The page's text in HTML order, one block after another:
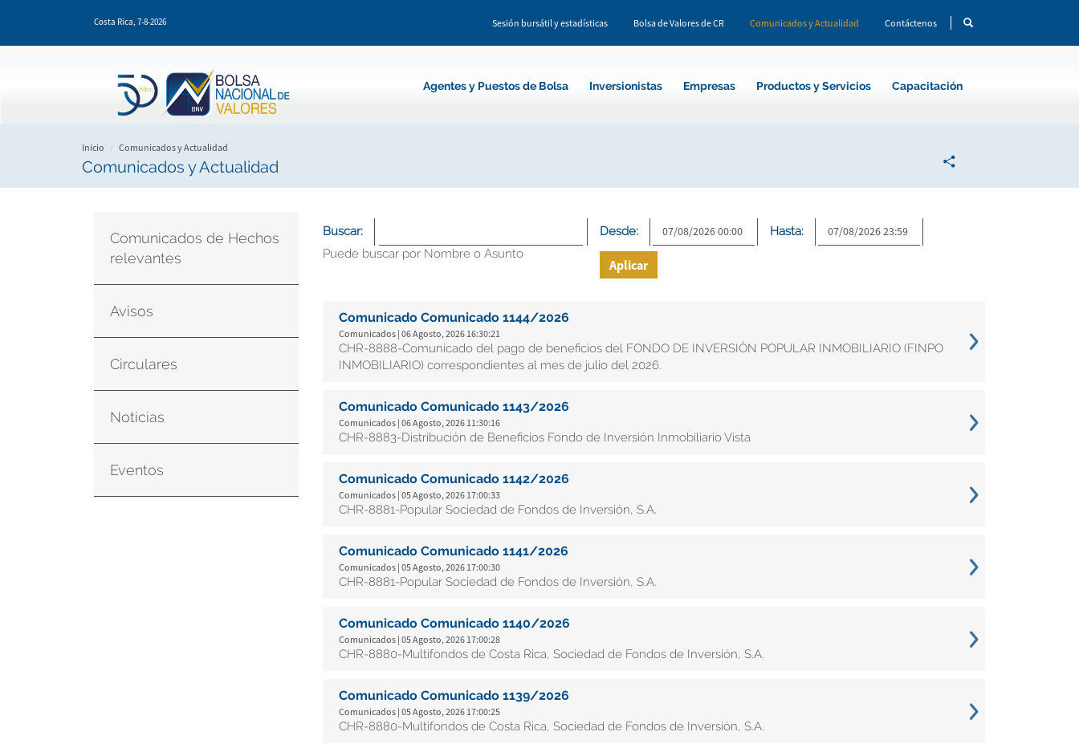
Costa Rica, 7-8-2026 Sesión bursátil y estadísticas Bolsa de Valores de CR Comunicados y Actualidad Contáctenos
Agentes y Puestos de Bolsa Inversionistas Empresas Productos y Servicios Capacitación
Inicio Comunicados y Actualidad
Comunicados y Actualidad
Comunicados de Hechos
relevantes
Avisos
Circulares
Noticias
Eventos
Buscar:
Puede buscar por Nombre o Asunto
Desde: Hasta:
Aplicar
Comunicado Comunicado 1144/2026
Comunicados | 06 Agosto, 2026 16:30:21
CHR-8888-Comunicado del pago de beneficios del FONDO DE INVERSIÓN POPULAR INMOBILIARIO (FINPO
INMOBILIARIO) correspondientes al mes de julio del 2026.
Comunicado Comunicado 1143/2026
Comunicados | 06 Agosto, 2026 11:30:16
CHR-8883-Distribución de Beneficios Fondo de Inversión Inmobiliario Vista
Comunicado Comunicado 1142/2026
Comunicados | 05 Agosto, 2026 17:00:33
CHR-8881-Popular Sociedad de Fondos de Inversión, S.A.
Comunicado Comunicado 1141/2026
Comunicados | 05 Agosto, 2026 17:00:30
CHR-8881-Popular Sociedad de Fondos de Inversión, S.A.
Comunicado Comunicado 1140/2026
Comunicados | 05 Agosto, 2026 17:00:28
CHR-8880-Multifondos de Costa Rica, Sociedad de Fondos de Inversión, S.A.
Comunicado Comunicado 1139/2026
Comunicados | 05 Agosto, 2026 17:00:25
CHR-8880-Multifondos de Costa Rica, Sociedad de Fondos de Inversión, S.A.